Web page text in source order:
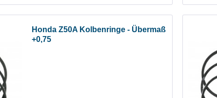
Honda Z50A Kolbenringe - Übermaß
+0,75